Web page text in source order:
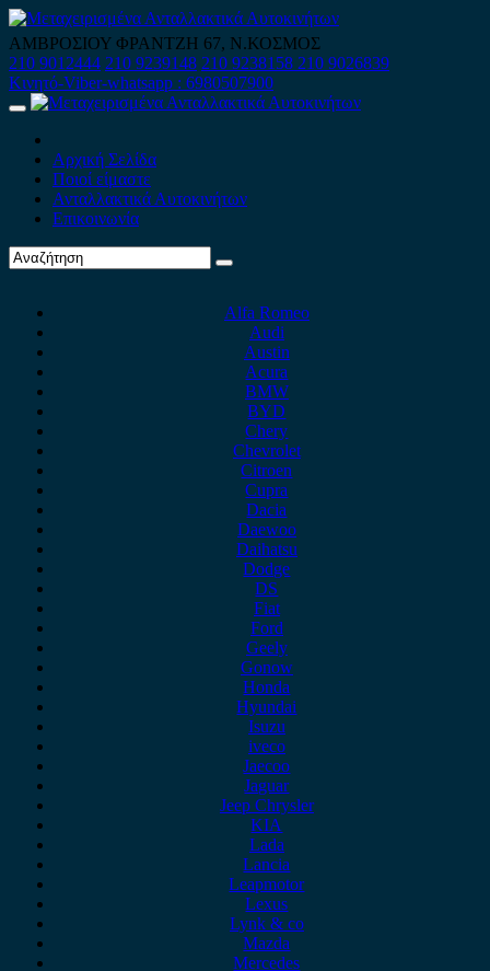
Skip
to
content
ΑΜΒΡΟΣΙΟΥ ΦΡΑΝΤΖΗ 67, Ν.ΚΟΣΜΟΣ
210 9012444 210 9239148 210 9238158 210 9026839
Κινητό-Viber-whatsapp : 6980507900
Primary
Αρχική Σελίδα
Ποιοί είμαστε
Ανταλλακτικά Αυτοκινήτων
Επικοινωνία
Alfa Romeo
Audi
Austin
Acura
BMW
BYD
Chery
Chevrolet
Citroen
Cupra
Dacia
Daewoo
Daihatsu
Dodge
DS
Fiat
Ford
Geely
Gonow
Honda
Hyundai
Isuzu
iveco
Jaecoo
Jaguar
Jeep Chrysler
KIA
Lada
Lancia
Leapmotor
Lexus
Lynk & co
Mazda
Mercedes